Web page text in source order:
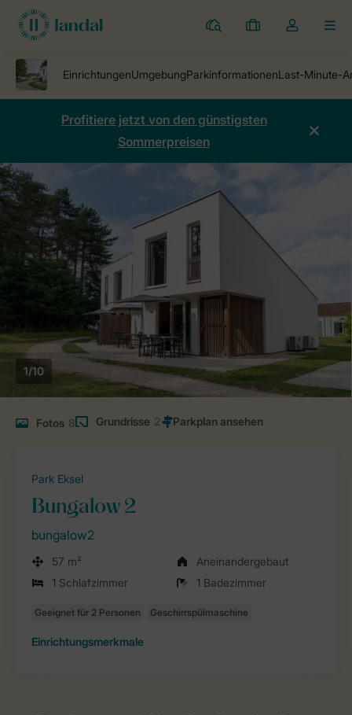
Ferienparks
Meine
Dropdown-
öffnen
Profitiere jetzt von den günstigsten
Sommerpreisen
1/10
Fotos 8 Grundrisse 2
Park Eksel
Bungalow 2
bungalow2
57 m²
Aneinandergebaut
1 Schlafzimmer
1 Badezimmer
Einrichtungsmerkmale